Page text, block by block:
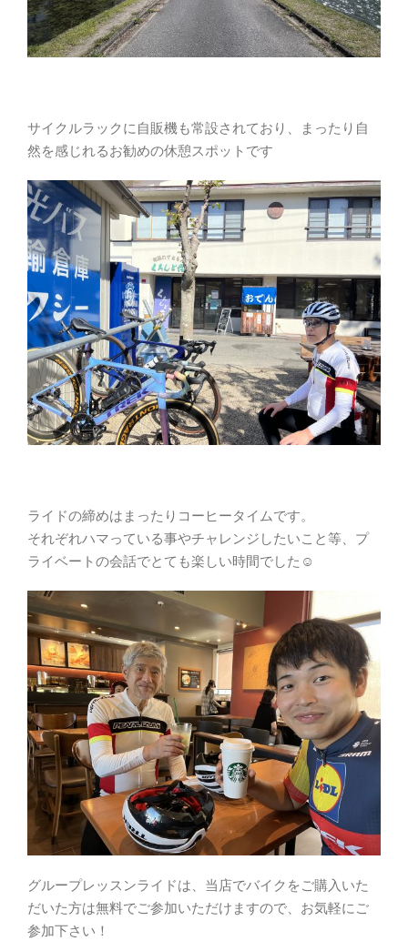
サイクルラックに自販機も常設されており、まったり自
然を感じれるお勧めの休憩スポットです
ライドの締めはまったりコーヒータイムです。
それぞれハマっている事やチャレンジしたいこと等、プ
ライベートの会話でとても楽しい時間でした☺
グループレッスンライドは、当店でバイクをご購入いた
だいた方は無料でご参加いただけますので、お気軽にご
参加下さい！